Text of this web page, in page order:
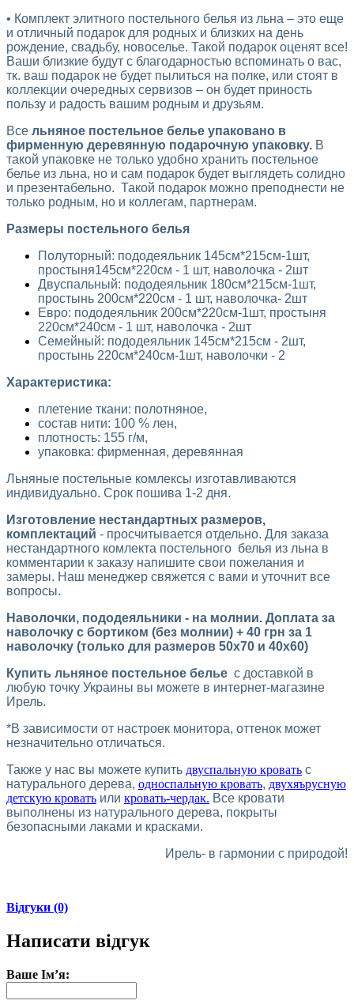
• Комплект элитного постельного белья из льна – это еще
и отличный подарок для родных и близких на день
рождение, свадьбу, новоселье. Такой подарок оценят все!
Ваши близкие будут с благодарностью вспоминать о вас,
тк. ваш подарок не будет пылиться на полке, или стоят в
коллекции очередных сервизов – он будет приность
пользу и радость вашим родным и друзьям.
Все льняное постельное белье упаковано в
фирменную деревянную подарочную упаковку. В
такой упаковке не только удобно хранить постельное
белье из льна, но и сам подарок будет выглядеть солидно
и презентабельно. Такой подарок можно преподнести не
только родным, но и коллегам, партнерам.
Размеры постельного белья
Полуторный: пододеяльник 145см*215см-1шт,
простыня145см*220см - 1 шт, наволочка - 2шт
Двуспальный: пододеяльник 180см*215см-1шт,
простынь 200см*220см - 1 шт, наволочка- 2шт
Евро: пододеяльник 200см*220см-1шт, простыня
220см*240см - 1 шт, наволочка - 2шт
Семейный: пододеяльник 145см*215см - 2шт,
простынь 220см*240см-1шт, наволочки - 2
Характеристика:
плетение ткани: полотняное,
состав нити: 100 % лен,
плотность: 155 г/м,
упаковка: фирменная, деревянная
​Льняные постельные комлексы изготавливаются
индивидуально. Срок пошива 1-2 дня.
Изготовление нестандартных размеров,
комплектаций - просчитывается отдельно. Для заказа
нестандартного комлекта постельного белья из льна в
комментарии к заказу напишите свои пожелания и
замеры. Наш менеджер свяжется с вами и уточнит все
вопросы.
Наволочки, пододеяльники - на молнии. Доплата за
наволочку с бортиком (без молнии) + 40 грн за 1
наволочку (только для размеров 50х70 и 40х60)
Купить льняное постельное белье с доставкой в
любую точку Украины вы можете в интернет-магазине
Ирель.
*В зависимости от настроек монитора, оттенок может
незначительно отличаться.
Также у нас вы можете купить двуспальную кровать с
натурального дерева, односпальную кровать, двухяърусную
детскую кровать или кровать-чердак. Все кровати
выполнены из натурального дерева, покрыты
безопасными лаками и красками.
Ирель- в гармонии с природой!
Відгуки (0)
Написати відгук
Ваше Ім’я: